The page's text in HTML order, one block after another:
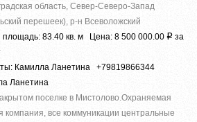
область, Север-Северо-Запад
перешеек), р-н Всеволожский
83.40 кв. м Цена: 8 500 000.00 Р за
Камилла Ланетина +79819866344
Ланетина
поселке в Мистолово.Охраняемая
все коммуникации центральные